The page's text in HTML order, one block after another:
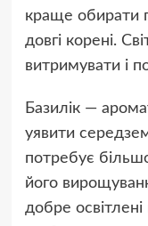
краще обирати
довгі корені.
витримувати і
Базилік —
уявити
потребує
його
добре